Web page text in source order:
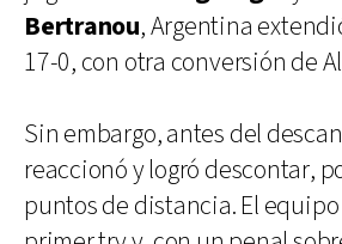
Bertranou, Argentina
17-0, con otra conversión de
Sin embargo, antes del
reaccionó y logró descontar,
puntos de distancia. El